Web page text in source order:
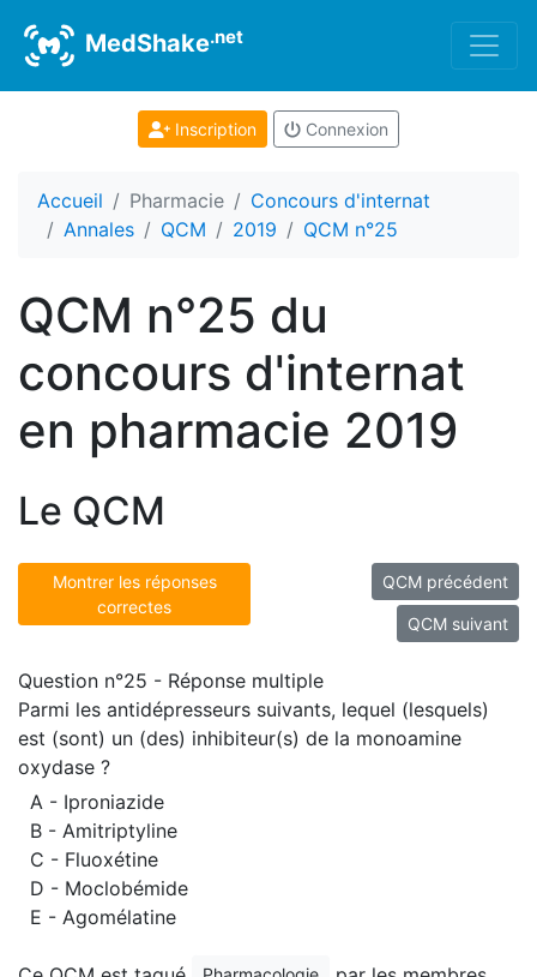
MedShake.net
Inscription Connexion
Accueil Pharmacie
Concours d'internat
Annales
QCM 2019 QCM n°25
QCM n°25 du
concours d'internat
en pharmacie 2019
Le QCM
Montrer les réponses
correctes
QCM précédent
QCM suivant
Question n°25 - Réponse multiple
Parmi les antidépresseurs suivants, lequel (lesquels)
est (sont) un (des) inhibiteur(s) de la monoamine
oxydase ?
A - Iproniazide
B - Amitriptyline
C - Fluoxétine
D - Moclobémide
E - Agomélatine